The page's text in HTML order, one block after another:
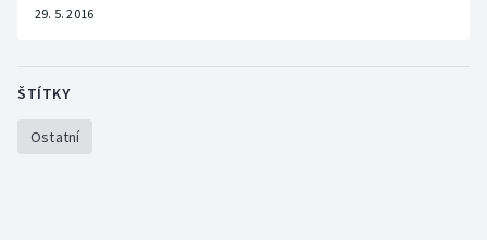
Short track
Stolní tenis
29. 5. 2016
ŠTÍTKY
Ostatní